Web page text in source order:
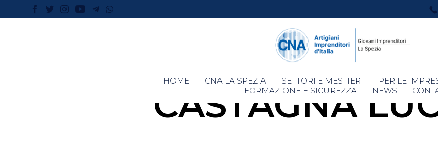
Skip
to
HOME CNA LA SPEZIA SETTORI E MESTIERI PER LE
FORMAZIONE E SICUREZZA
NEWS
CASTAGNA